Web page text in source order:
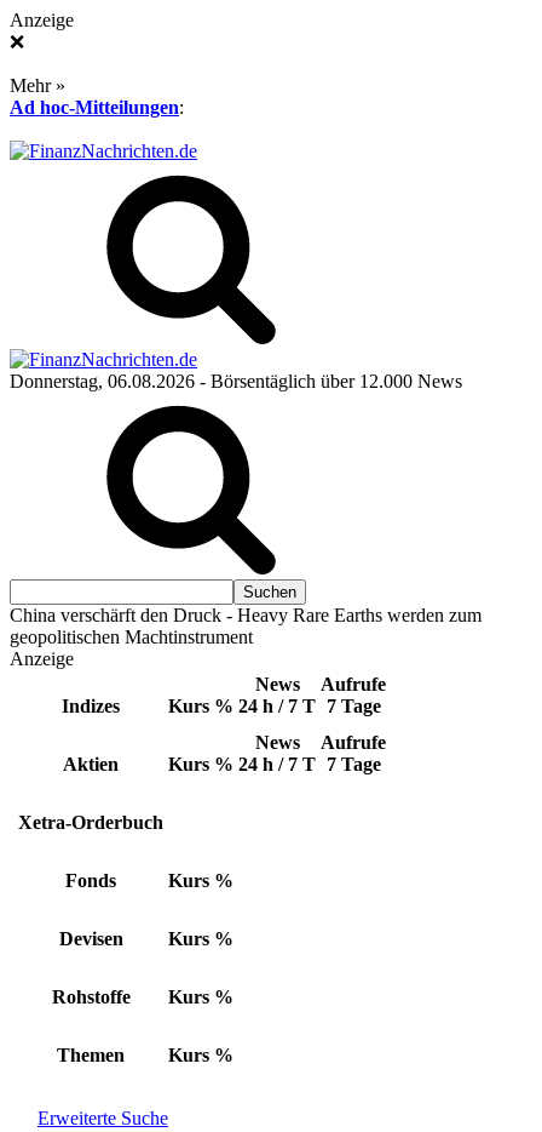
Anzeige
❌
Mehr »
Ad hoc-Mitteilungen:
Donnerstag, 06.08.2026 - Börsentäglich über 12.000 News
China verschärft den Druck - Heavy Rare Earths werden zum
geopolitischen Machtinstrument
Anzeige
Indizes Kurs %
News
24 h / 7 T
Aufrufe
7 Tage
Aktien Kurs %
News
24 h / 7 T
Aufrufe
7 Tage
Xetra-Orderbuch
Fonds Kurs %
Devisen Kurs %
Rohstoffe Kurs %
Themen Kurs %
Erweiterte Suche